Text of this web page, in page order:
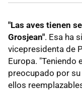
"Las aves tienen
Grosjean". Esa ha
vicepresidenta de
Europa. "Teniendo
preocupado por
ellos